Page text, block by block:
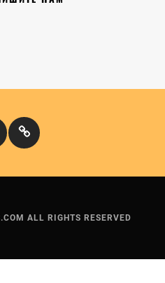
Кіномандри
ALL RIGHTS RESERVED